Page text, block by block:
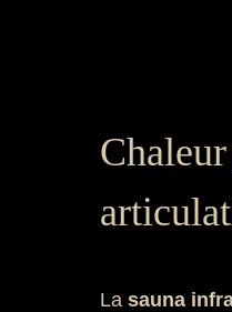
La sauna